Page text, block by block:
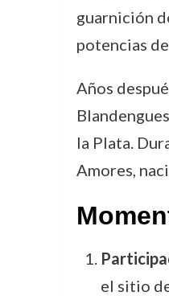
guarnición
potencias
Años
la Plata.
Amores,
el sitio